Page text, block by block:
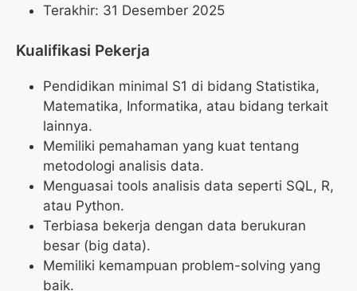
Terakhir: 31 Desember 2025
Kualifikasi Pekerja
Pendidikan minimal S1 di bidang Statistika,
Matematika, Informatika, atau bidang terkait
lainnya.
Memiliki pemahaman yang kuat tentang
metodologi analisis data.
Menguasai tools analisis data seperti SQL, R,
atau Python.
Terbiasa bekerja dengan data berukuran
besar (big data).
Memiliki kemampuan problem-solving yang
baik.